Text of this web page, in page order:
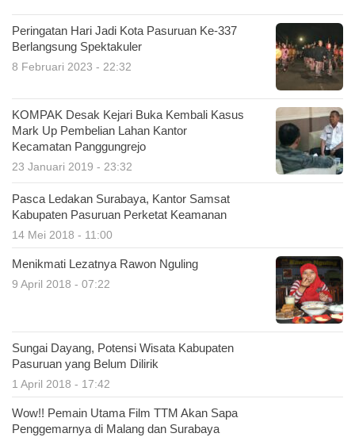
Peringatan Hari Jadi Kota Pasuruan Ke-337
Berlangsung Spektakuler
8 Februari 2023 - 22:32
KOMPAK Desak Kejari Buka Kembali Kasus
Mark Up Pembelian Lahan Kantor
Kecamatan Panggungrejo
23 Januari 2019 - 23:32
Pasca Ledakan Surabaya, Kantor Samsat
Kabupaten Pasuruan Perketat Keamanan
14 Mei 2018 - 11:00
Menikmati Lezatnya Rawon Nguling
9 April 2018 - 07:22
Sungai Dayang, Potensi Wisata Kabupaten
Pasuruan yang Belum Dilirik
1 April 2018 - 17:42
Wow!! Pemain Utama Film TTM Akan Sapa
Penggemarnya di Malang dan Surabaya